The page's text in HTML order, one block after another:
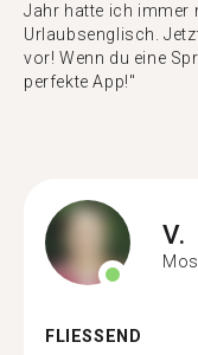
Jahr hatte ich immer
Urlaubsenglisch.
vor! Wenn du eine
perfekte App!"
V.
FLIESSEND